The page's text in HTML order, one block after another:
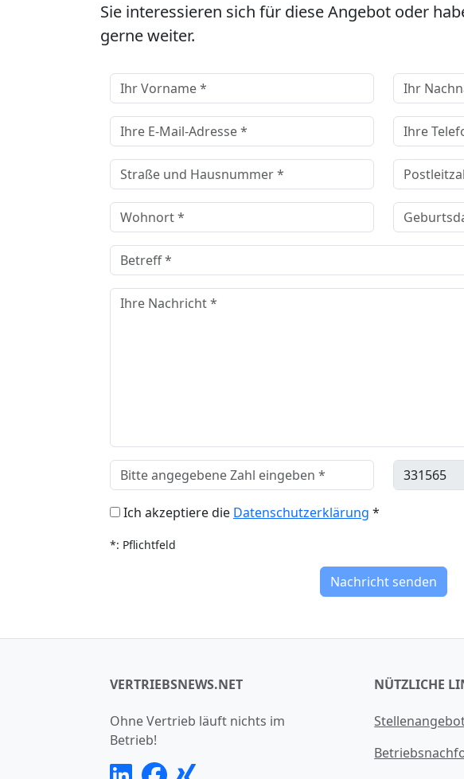
Sie interessieren sich für diese Angebot oder
gerne weiter.
Ich akzeptiere die Datenschutzerklärung *
*: Pflichtfeld
Nachricht senden
VERTRIEBSNEWS.NET
Ohne Vertrieb läuft nichts im
Betrieb!
NÜTZLICHE